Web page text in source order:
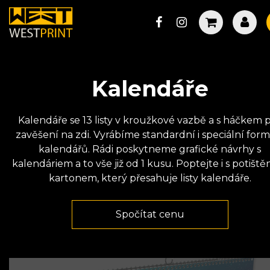
Kalendáře
Kalendáře se 13 listy v kroužkové vazbě a s háčkem
zavěšení na zdi. Vyrábíme standardní i speciální
kalendářů. Rádi poskytneme grafické návrhy s
kalendáriem a to vše již od 1 kusu. Poptejte i s
kartonem, který přesahuje listy kalendáře.
Spočítat cenu